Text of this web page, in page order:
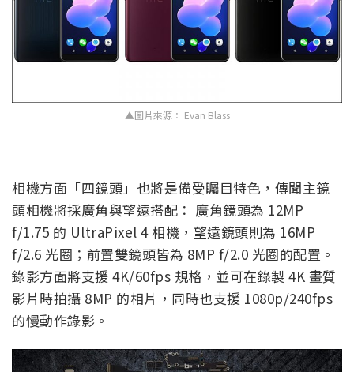
▲圖片來源： Evan Blass
相機方面「四鏡頭」也將是備受矚目特色，傳聞主鏡
頭相機將採廣角與望遠搭配： 廣角鏡頭為 12MP
f/1.75 的 UltraPixel 4 相機，望遠鏡頭則為 16MP
f/2.6 光圈；前置雙鏡頭皆為 8MP f/2.0 光圈的配置。
錄影方面將支援 4K/60fps 規格，並可在錄製 4K 畫質
影片時拍攝 8MP 的相片，同時也支援 1080p/240fps
的慢動作錄影。